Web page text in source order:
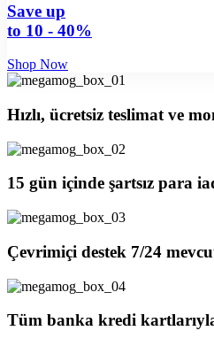
Save up
to 10 - 40%
Shop Now
Hızlı, ücretsiz teslimat ve
15 gün içinde şartsız para
Çevrimiçi destek 7/24
Tüm banka kredi